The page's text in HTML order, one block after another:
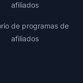
afiliados
de programas de
afiliados